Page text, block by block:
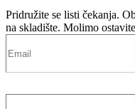
Pridružite se listi čekanja.
na skladište. Molimo